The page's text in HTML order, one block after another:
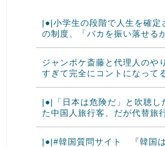
|●|小学生の段階で人生を確定
の制度、「バカを振い落せる
ジャンポケ斎藤と代理人のや
すぎて完全にコントになって
|●|「日本は危険だ」と吹聴し
た中国人旅行客、だが代替旅
|●|#韓国質問サイト 『韓国